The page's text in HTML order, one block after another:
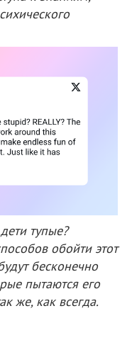
тупые?
обойти этот
бесконечно
пытаются его
же, как всегда.